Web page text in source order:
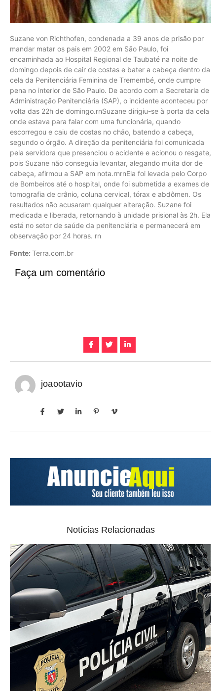
Suzane von Richthofen, condenada a 39 anos de prisão por
mandar matar os pais em 2002 em São Paulo, foi
encaminhada ao Hospital Regional de Taubaté na noite de
domingo depois de cair de costas e bater a cabeça dentro da
cela da Penitenciária Feminina de Tremembé, onde cumpre
pena no interior de São Paulo. De acordo com a Secretaria de
Administração Penitenciária (SAP), o incidente aconteceu por
volta das 22h de domingo.rnSuzane dirigiu-se à porta da cela
onde estava para falar com uma funcionária, quando
escorregou e caiu de costas no chão, batendo a cabeça,
segundo o órgão. A direção da penitenciária foi comunicada
pela servidora que presenciou o acidente e acionou o resgate,
pois Suzane não conseguia levantar, alegando muita dor de
cabeça, afirmou a SAP em nota.rnrnEla foi levada pelo Corpo
de Bombeiros até o hospital, onde foi submetida a exames de
tomografia de crânio, coluna cervical, tórax e abdômen. Os
resultados não acusaram qualquer alteração. Suzane foi
medicada e liberada, retornando à unidade prisional às 2h. Ela
está no setor de saúde da penitenciária e permanecerá em
observação por 24 horas. rn
Fonte: Terra.com.br
Faça um comentário
joaootavio
Notícias Relacionadas